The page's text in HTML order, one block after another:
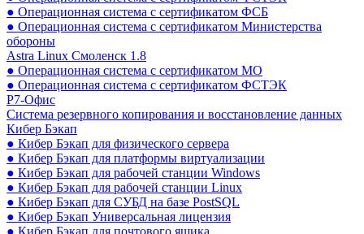
● Операционная система с сертификатом ФСБ
● Операционная система с сертификатом Министерства
обороны
Astra Linux Смоленск 1.8
● Операционная система с сертификатом МО
● Операционная система с сертификатом ФСТЭК
Р7-Офис
Система резервного копирования и восстановление данных
Кибер Бэкап
● Кибер Бэкап для физического сервера
● Кибер Бэкап для платформы виртуализации
● Кибер Бэкап для рабочей станции Windows
● Кибер Бэкап для рабочей станции Linux
● Кибер Бэкап для СУБД на базе PostSQL
● Кибер Бэкап Универсальная лицензия
● Кибер Бэкап для почтового ящика